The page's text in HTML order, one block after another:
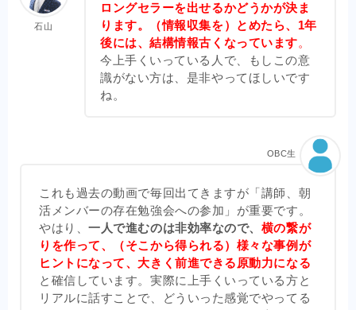
石山
ロングセラーを出せるかどうかが決ま
ります。（情報収集を）とめたら、1年
後には、結構情報古くなっています。
今上手くいっている人で、もしこの意
識がない方は、是非やってほしいです
ね。
これも過去の動画で毎回出てきますが「講師、朝
活メンバーの存在勉強会への参加」が重要です。
やはり、一人で進むのは非効率なので、 横の繋が
りを作って、（そこから得られる）様々な事例が
ヒントになって、大きく前進できる原動力になる
と確信しています。実際に上手くいっている方と
リアルに話すことで、どういった感覚でやってる
OBC生